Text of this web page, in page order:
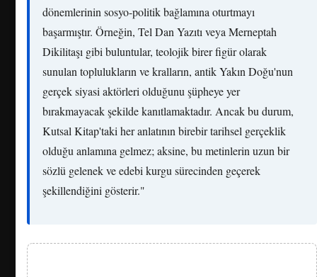
dönemlerinin sosyo-politik bağlamına oturtmayı
başarmıştır. Örneğin, Tel Dan Yazıtı veya Merneptah
Dikilitaşı gibi buluntular, teolojik birer figür olarak
sunulan toplulukların ve kralların, antik Yakın Doğu'nun
gerçek siyasi aktörleri olduğunu şüpheye yer
bırakmayacak şekilde kanıtlamaktadır. Ancak bu durum,
Kutsal Kitap'taki her anlatının birebir tarihsel gerçeklik
olduğu anlamına gelmez; aksine, bu metinlerin uzun bir
sözlü gelenek ve edebi kurgu sürecinden geçerek
şekillendiğini gösterir."